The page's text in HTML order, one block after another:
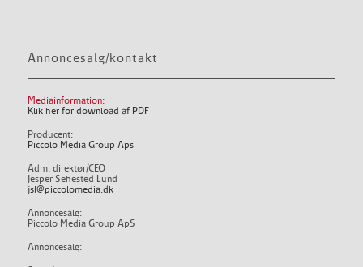
Annoncesalg/kontakt
Mediainformation:
Klik her for download af PDF
Producent:
Piccolo Media Group Aps
Adm. direktør/CEO
Jesper Sehested Lund
jsl@piccolomedia.dk
Annoncesalg:
Piccolo Media Group ApS
Annoncesalg: